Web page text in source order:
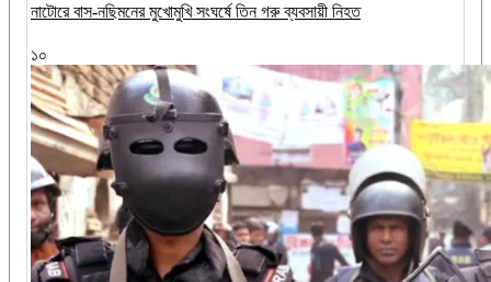
নাটোরে বাস-নছিমনের মুখোমুখি সংঘর্ষে তিন গরু ব্যবসায়ী নিহত
১০